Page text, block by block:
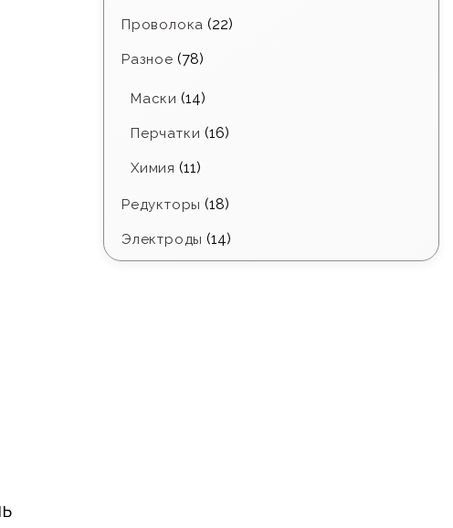
Проволока (22)
Разное (78)
Маски (14)
Перчатки (16)
Химия (11)
Редукторы (18)
Электроды (14)